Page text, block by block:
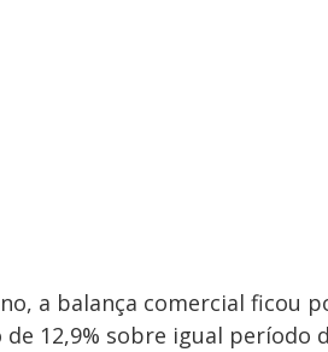
a balança comercial ficou
12,9% sobre igual período